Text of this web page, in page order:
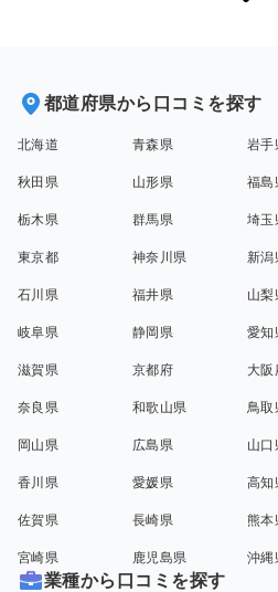
都道府県から口コミを探す
北海道 青森県 岩手
秋田県 山形県 福島
栃木県 群馬県 埼玉
東京都 神奈川県 新潟
石川県 福井県 山梨
岐阜県 静岡県 愛知
滋賀県 京都府 大阪
奈良県 和歌山県 鳥取
岡山県 広島県 山口
香川県 愛媛県 高知
佐賀県 長崎県 熊本
宮崎県 鹿児島県 沖縄
業種から口コミを探す